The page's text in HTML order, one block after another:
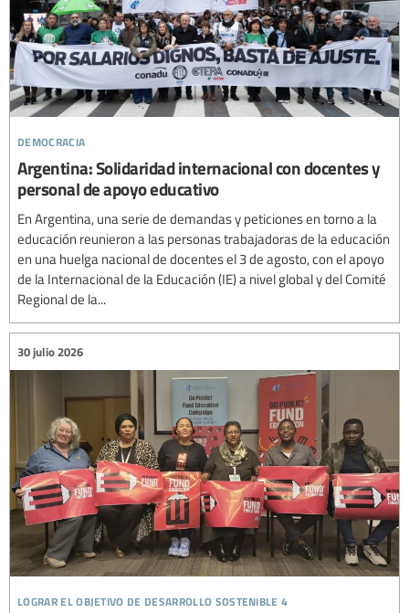
democracia
Argentina: Solidaridad internacional con docentes y
personal de apoyo educativo
En Argentina, una serie de demandas y peticiones en torno a la
educación reunieron a las personas trabajadoras de la educación
en una huelga nacional de docentes el 3 de agosto, con el apoyo
de la Internacional de la Educación (IE) a nivel global y del Comité
Regional de la...
lograr el objetivo de desarrollo sostenible 4
30 julio 2026